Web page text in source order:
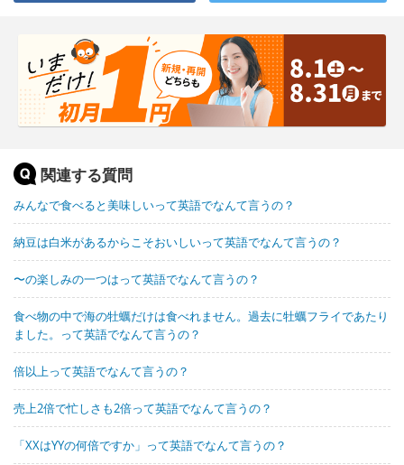
関連する質問
みんなで食べると美味しいって英語でなんて言うの？
納豆は白米があるからこそおいしいって英語でなんて言うの？
〜の楽しみの一つはって英語でなんて言うの？
食べ物の中で海の牡蠣だけは食べれません。過去に牡蠣フライであたり
ました。って英語でなんて言うの？
倍以上って英語でなんて言うの？
売上2倍で忙しさも2倍って英語でなんて言うの？
「XXはYYの何倍ですか」って英語でなんて言うの？